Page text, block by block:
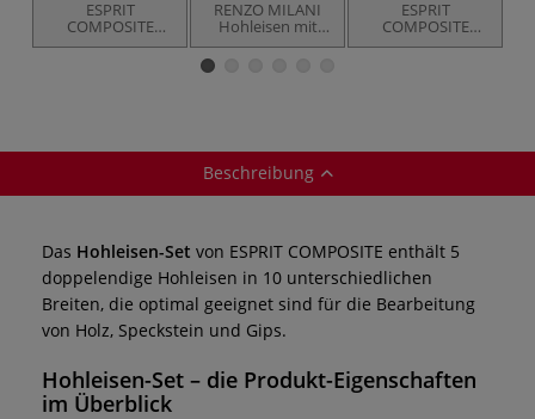
ESPRIT
COMPOSITE
Modellierwerkzeug-
RENZO MILANI
Hohleisen mit
Schlägelkopf
ESPRIT
COMPOSITE
Bildhauerei-
Beschreibung
Das Hohleisen-Set von ESPRIT COMPOSITE enthält 5
doppelendige Hohleisen in 10 unterschiedlichen
Breiten, die optimal geeignet sind für die Bearbeitung
von Holz, Speckstein und Gips.
Hohleisen-Set – die Produkt-Eigenschaften
im Überblick